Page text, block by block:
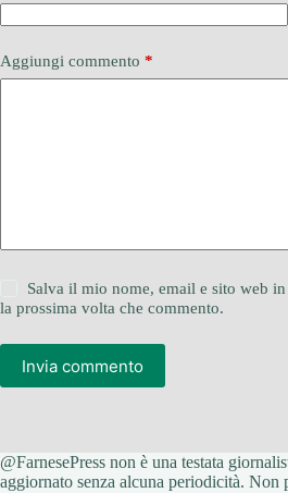
Aggiungi commento *
Salva il mio nome, email e sito web
la prossima volta che commento.
Invia commento
@FarnesePress non è una testata
aggiornato senza alcuna periodicità. Non